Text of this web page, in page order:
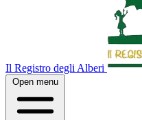
Il Registro degli Alberi
Open menu